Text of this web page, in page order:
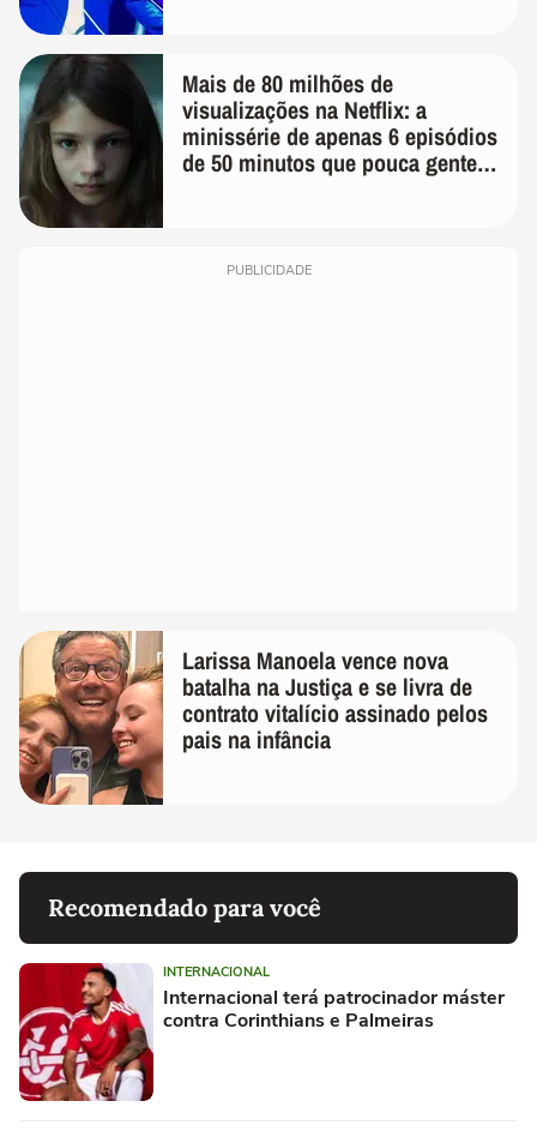
Mais de 80 milhões de
visualizações na Netflix: a
minissérie de apenas 6 episódios
de 50 minutos que pouca gente
PUBLICIDADE
Larissa Manoela vence nova
batalha na Justiça e se livra de
contrato vitalício assinado pelos
pais na infância
Recomendado para você
INTERNACIONAL
Internacional terá patrocinador máster
contra Corinthians e Palmeiras